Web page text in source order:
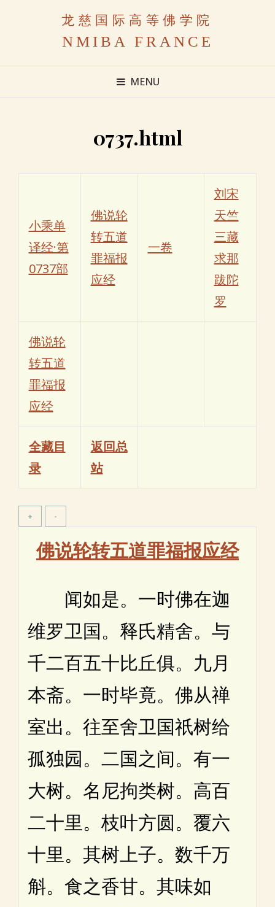
龙慈国际高等佛学院
NMIBA FRANCE
MENU
0737.html
小乘单
译经·第
0737部
佛说轮
转五道
罪福报
应经
一卷
刘宋
天竺
三藏
求那
跋陀
罗
佛说轮
转五道
罪福报
应经
全藏目
录
返回总
站
佛说轮转五道罪福报应经
闻如是。一时佛在迦
维罗卫国。释氏精舍。与
千二百五十比丘俱。九月
本斋。一时毕竟。佛从禅
室出。往至舍卫国祇树给
孤独园。二国之间。有一
大树。名尼拘类树。高百
二十里。枝叶方圆。覆六
十里。其树上子。数千万
斛。食之香甘。其味如